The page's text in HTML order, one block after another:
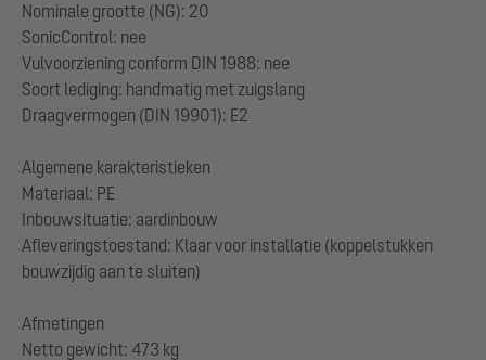
Nominale grootte (NG): 20
SonicControl: nee
Vulvoorziening conform DIN 1988: nee
Soort lediging: handmatig met zuigslang
Draagvermogen (DIN 19901): E2
Algemene karakteristieken
Materiaal: PE
Inbouwsituatie: aardinbouw
Afleveringstoestand: Klaar voor installatie (koppelstukken
bouwzijdig aan te sluiten)
Afmetingen
Netto gewicht: 473 kg